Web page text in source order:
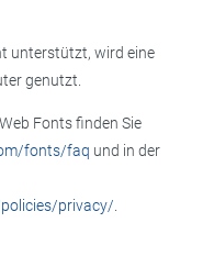
unterstützt, wird eine
genutzt.
Fonts finden Sie
fonts/faq und in der
privacy/